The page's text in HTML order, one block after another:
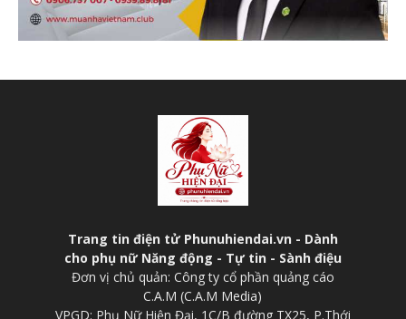
Trang tin điện tử Phunuhiendai.vn - Dành
cho phụ nữ Năng động - Tự tin - Sành điệu
Đơn vị chủ quản: Công ty cổ phần quảng cáo
C.A.M (C.A.M Media)
VPGD: Phụ Nữ Hiện Đại, 1C/B đường TX25, P.Thới